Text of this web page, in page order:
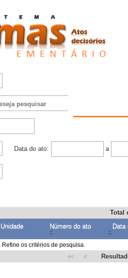
Data do ato: a
Total
Unidade Número do ato Data
os critérios de pesquisa.